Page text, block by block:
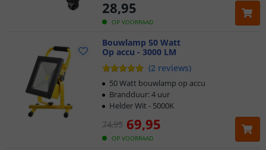
OP VOORRAAD
28,95
Bouwlamp 50 Watt
Op accu - 3000 LM
(2 reviews)
OP VOORRAAD
74,95 69,95
50 Watt bouwlamp op accu
Brandduur: 4 uur
Helder Wit - 5000K